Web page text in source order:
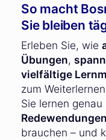
So macht
Sie bleiben
Erleben Sie, wie
Übungen,
vielfältige
zum
Sie lernen genau
Redewendungen
brauchen – und